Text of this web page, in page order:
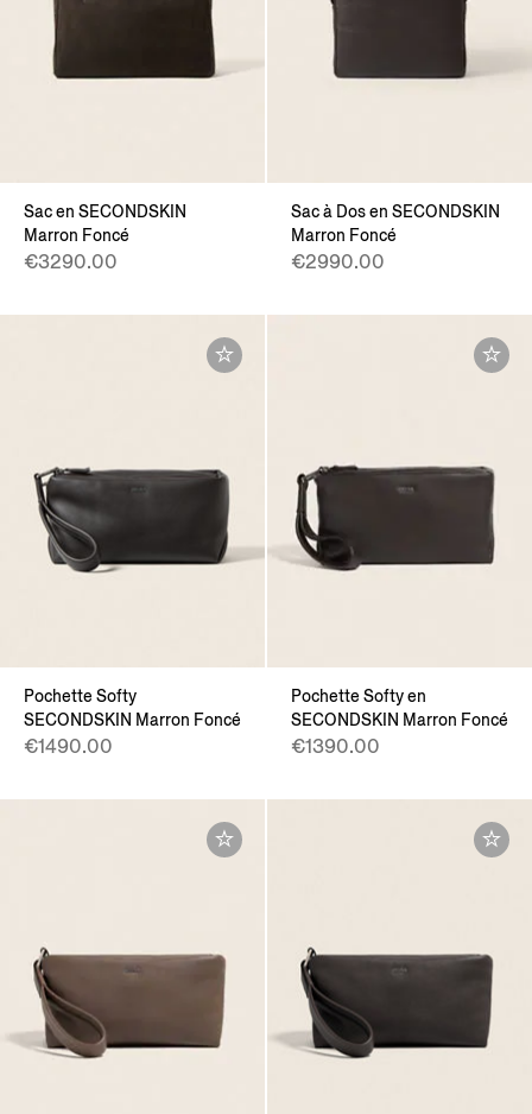
Sac en SECONDSKIN
Marron Foncé
€3290.00
Sac à Dos en SECONDSKIN
Marron Foncé
€2990.00
Pochette Softy
SECONDSKIN Marron Foncé
€1490.00
Pochette Softy en
SECONDSKIN Marron Foncé
€1390.00